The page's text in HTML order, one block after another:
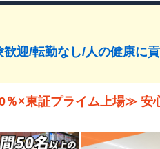
迎/転勤なし/人の健康に
×東証プライム上場≫ 安